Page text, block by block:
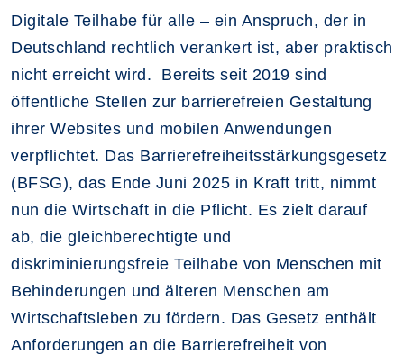
Digitale Teilhabe für alle – ein Anspruch, der in
Deutschland rechtlich verankert ist, aber praktisch
nicht erreicht wird. Bereits seit 2019 sind
öffentliche Stellen zur barrierefreien Gestaltung
ihrer Websites und mobilen Anwendungen
verpflichtet. Das Barrierefreiheitsstärkungsgesetz
(BFSG), das Ende Juni 2025 in Kraft tritt, nimmt
nun die Wirtschaft in die Pflicht. Es zielt darauf
ab, die gleichberechtigte und
diskriminierungsfreie Teilhabe von Menschen mit
Behinderungen und älteren Menschen am
Wirtschaftsleben zu fördern. Das Gesetz enthält
Anforderungen an die Barrierefreiheit von